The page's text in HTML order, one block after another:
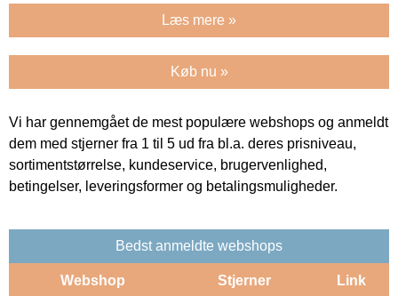
Læs mere »
Køb nu »
Vi har gennemgået de mest populære webshops og anmeldt
dem med stjerner fra 1 til 5 ud fra bl.a. deres prisniveau,
sortimentstørrelse, kundeservice, brugervenlighed,
betingelser, leveringsformer og betalingsmuligheder.
Bedst anmeldte webshops
Webshop Stjerner Link